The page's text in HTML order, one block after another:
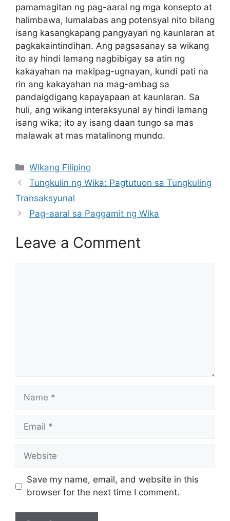
pamamagitan ng pag-aaral ng mga konsepto at
halimbawa, lumalabas ang potensyal nito bilang
isang kasangkapang pangyayari ng kaunlaran at
pagkakaintindihan. Ang pagsasanay sa wikang
ito ay hindi lamang nagbibigay sa atin ng
kakayahan na makipag-ugnayan, kundi pati na
rin ang kakayahan na mag-ambag sa
pandaigdigang kapayapaan at kaunlaran. Sa
huli, ang wikang interaksyunal ay hindi lamang
isang wika; ito ay isang daan tungo sa mas
malawak at mas matalinong mundo.
Categories
Wikang Filipino
Tungkulin ng Wika: Pagtutuon sa Tungkuling
Transaksyunal
Pag-aaral sa Paggamit ng Wika
Leave a Comment
Name
Email
Website
Save my name, email, and website in this
browser for the next time I comment.